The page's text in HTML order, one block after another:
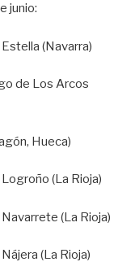
junio:
(Navarra)
de Los Arcos
Hueca)
(La Rioja)
(La Rioja)
(La Rioja)